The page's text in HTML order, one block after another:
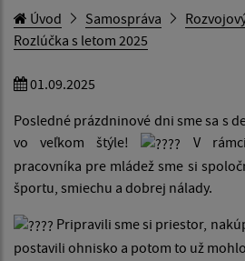
Úvod Samospráva
Rozlúčka s letom 2025
01.09.2025
Posledné prázdninové dni sme sa s
vo veľkom štýle!
V
pracovníka pre mládež sme si
športu, smiechu a dobrej nálady.
Pripravili sme si priestor,
postavili ohnisko a potom to už